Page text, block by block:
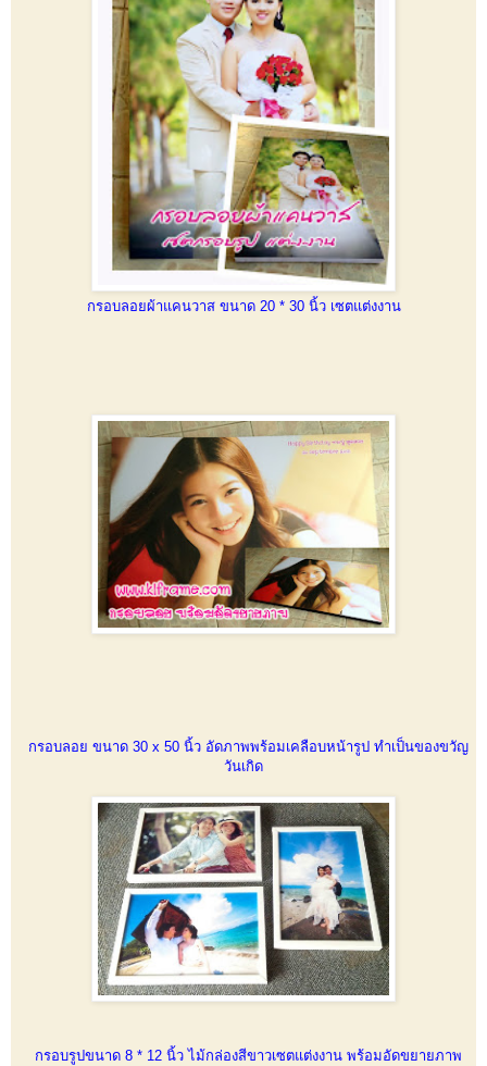
กรอบลอยผ้าแคนวาส ขนาด 20 * 30 นิ้ว เซตแต่งงาน
กรอบลอย ขนาด 30 x 50 นิ้ว อัดภาพพร้อมเคลือบหน้ารูป ทำเป็นของขวัญ
วันเกิด
กรอบรูปขนาด 8 * 12 นิ้ว ไม้กล่องสีขาวเซตแต่งงาน พร้อมอัดขยายภาพ